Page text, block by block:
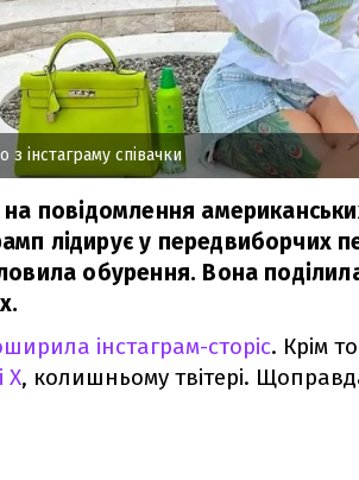
з інстаграму співачки
на повідомлення
лідирує у передвиборчих
обурення. Вона
інстаграм-сторіс. Крім
Х, колишньому твітері.